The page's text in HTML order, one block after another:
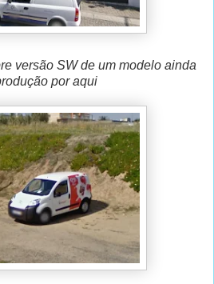
versão SW de um modelo ainda
por aqui